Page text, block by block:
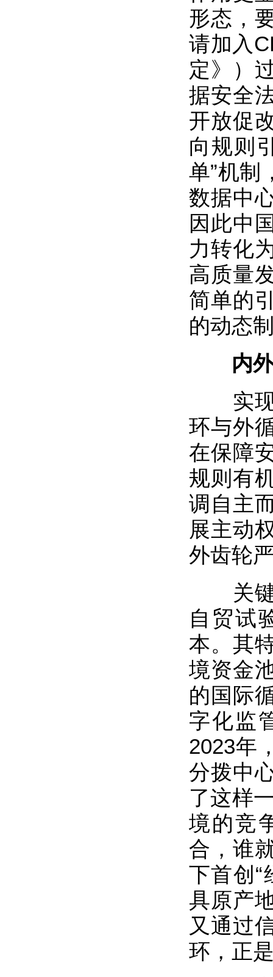
形态，
请加入
定》）
据安全
开放促
向规则
单”机制
数据中
因此中
力转化
高质量
简单的
的动态
内外
实现
环与外
在保障
规则有
调自主
展主动
外齿轮
关键
自贸试
本。其
境资金
的国际
字化监
2023年
分拨中
了这样
境的竞
合，谁
下首创“
具原产
又通过
环，正